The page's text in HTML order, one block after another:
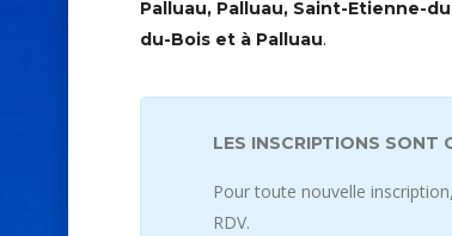
Palluau, Palluau, Saint-Etienne-
du-Bois et à Palluau.
LES INSCRIPTIONS SONT
Pour toute nouvelle
RDV.